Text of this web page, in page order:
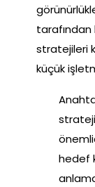
tarafından
stratejileri
küçük
hedef